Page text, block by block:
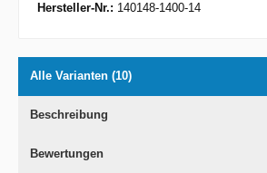
Hersteller-Nr.: 140148-1400-14
Alle Varianten (10)
Beschreibung
Bewertungen